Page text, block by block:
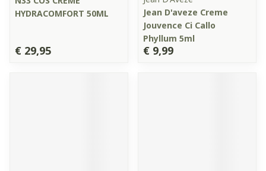
HYDRACOMFORT 50ML
€ 29,95
Jean D'aveze Creme
Jouvence Ci Callo
Phyllum 5ml
€ 9,99